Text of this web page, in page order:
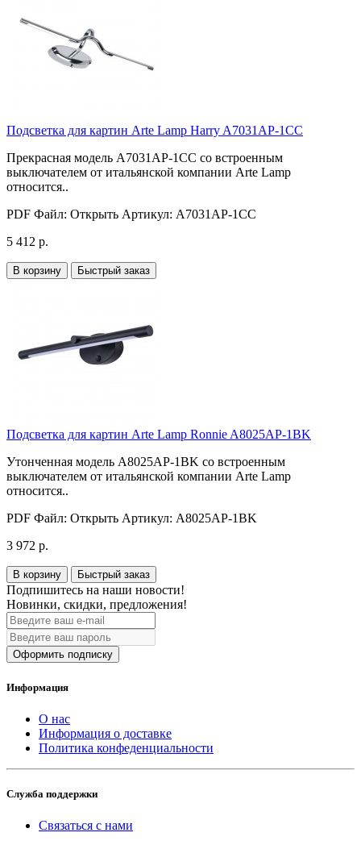
Подсветка для картин Arte Lamp Harry A7031AP-1CC
Прекрасная модель A7031AP-1CC со встроенным
выключателем от итальянской компании Arte Lamp
относится..
PDF Файл: Открыть Артикул: A7031AP-1CC
5 412 р.
В корзину Быстрый заказ
Подсветка для картин Arte Lamp Ronnie A8025AP-1BK
Утонченная модель A8025AP-1BK со встроенным
выключателем от итальянской компании Arte Lamp
относится..
PDF Файл: Открыть Артикул: A8025AP-1BK
3 972 р.
В корзину Быстрый заказ
Подпишитесь на наши новости!
Новинки, скидки, предложения!
Оформить подписку
Информация
О нас
Информация о доставке
Политика конфеденциальности
Служба поддержки
Связаться с нами